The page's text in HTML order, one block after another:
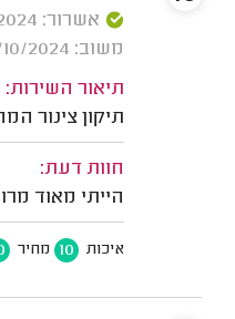
אשרור: 12/12/2024
משוב: 13/10/2024
תיאור השירות:
תיקון צינור
חוות דעת:
הייתי מאוד
איכות 10 מחיר